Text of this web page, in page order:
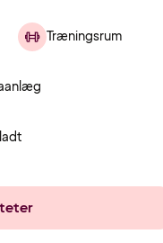
Træningsrum